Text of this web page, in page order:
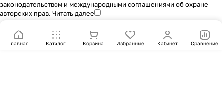
законодательством и международными соглашениями об охране
авторских прав. Читать далее
Главная Каталог Корзина Избранные Кабинет Сравнение